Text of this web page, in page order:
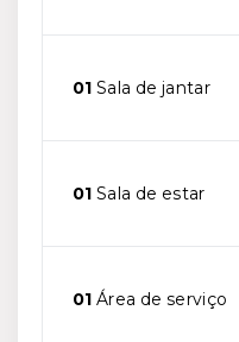
01 Sala de jantar
01 Sala de estar
01 Área de serviço